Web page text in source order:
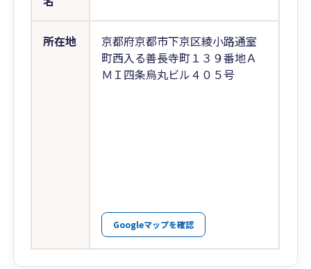
所在地
京都府京都市下京区綾小路通室
町西入る善長寺町１３９番地Ａ
ＭＩ四条烏丸ビル４０５号
Googleマップを確認